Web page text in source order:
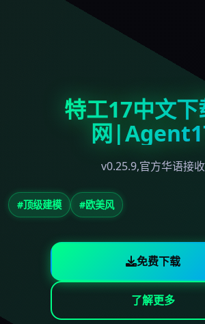
特工17中文下
网
v0.25.9,官方华语接收
#顶级建模 #欧美风
免费下载
了解更多